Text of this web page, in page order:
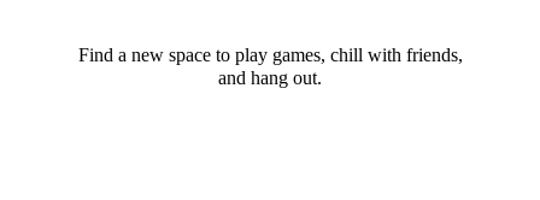
Find a new space to play games, chill with friends,
and hang out.